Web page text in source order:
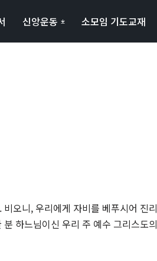
신앙운동 소모임 기도교재
오니, 우리에게 자비를 베푸시어 진리
하느님이신 우리 주 예수 그리스도의